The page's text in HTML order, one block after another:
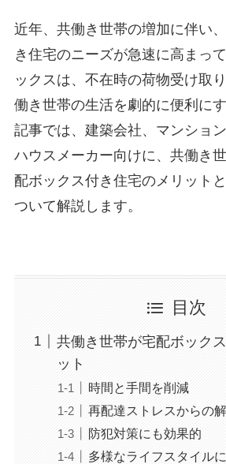
近年、共働き世帯の増加に伴い
き住宅のニーズが急速に高まっ
ックスは、不在時の荷物受け取
働き世帯の生活を劇的に便利に
記事では、建築会社、マンショ
ハウスメーカー向けに、共働き
配ボックス付き住宅のメリット
ついて解説します。
目次
共働き世帯が宅配ボック
ット
時間と手間を削減
再配達ストレスからの
防犯対策にも効果的
多様なライフスタイル